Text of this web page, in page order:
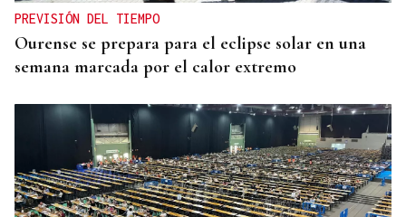
PREVISIÓN DEL TIEMPO
Ourense se prepara para el eclipse solar en una
semana marcada por el calor extremo